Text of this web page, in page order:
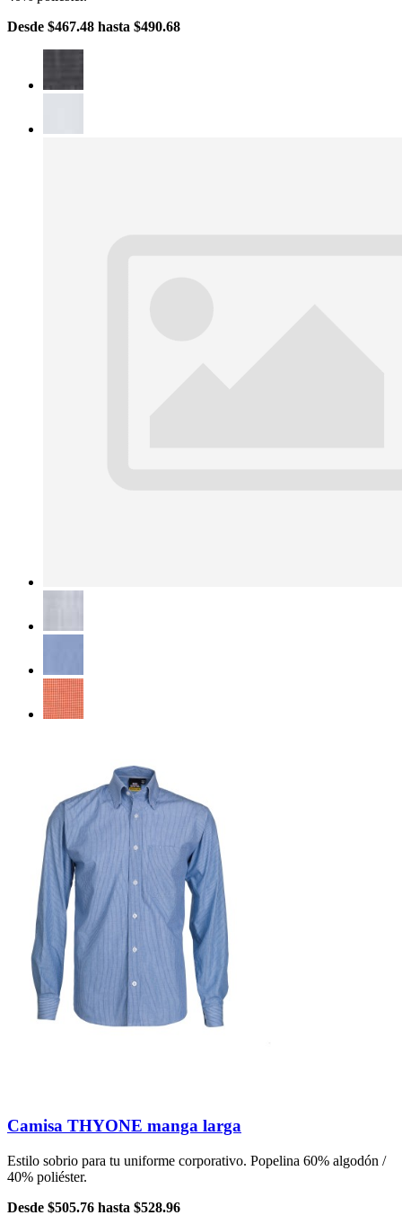
Desde $467.48 hasta $490.68
Camisa THYONE manga larga
Estilo sobrio para tu uniforme corporativo. Popelina 60% algodón /
40% poliéster.
Desde $505.76 hasta $528.96